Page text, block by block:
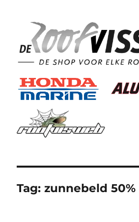
Tag:zunnebeld